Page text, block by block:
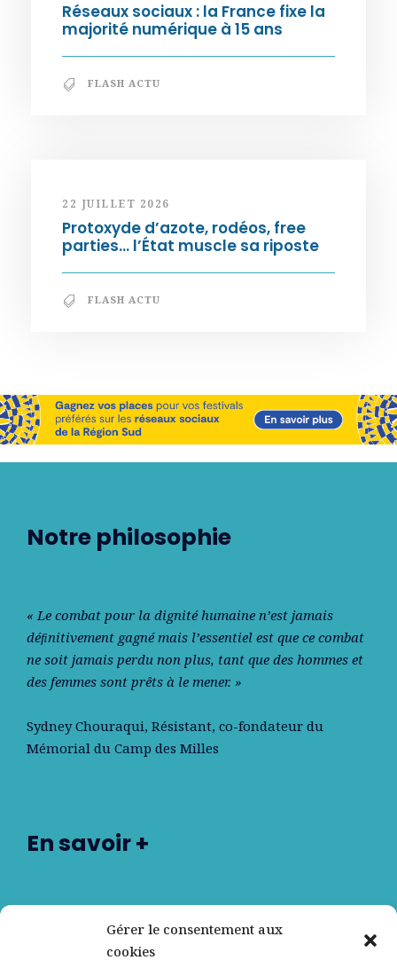
Gérer le consentement aux
cookies
Réseaux sociaux : la France fixe la
majorité numérique à 15 ans
FLASH ACTU
22 JUILLET 2026
Protoxyde d’azote, rodéos, free
parties… l’État muscle sa riposte
FLASH ACTU
Notre philosophie
« Le combat pour la dignité humaine n’est jamais
déﬁnitivement gagné mais l’essentiel est que ce combat
ne soit jamais perdu non plus, tant que des hommes et
des femmes sont prêts à le mener. »
Sydney Chouraqui, Résistant, co-fondateur du
Mémorial du Camp des Milles
En savoir +